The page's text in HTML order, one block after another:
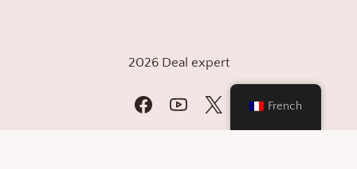
2026 Deal expert
French